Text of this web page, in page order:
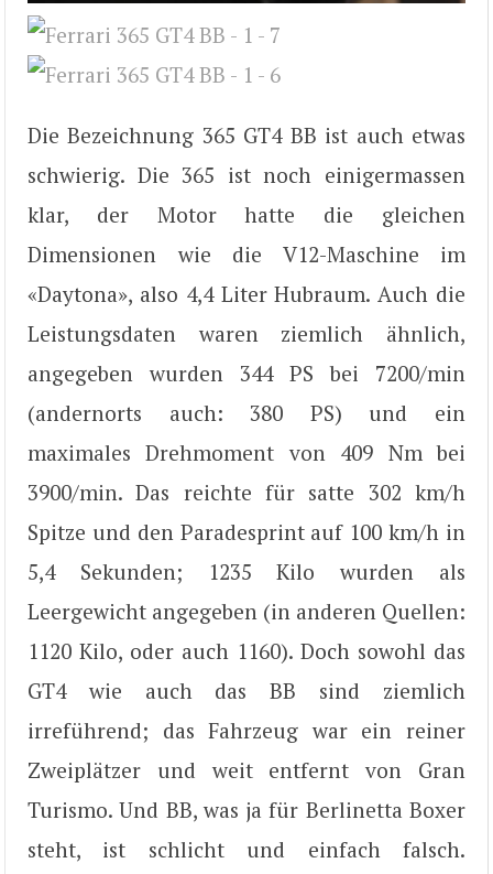
Die Bezeichnung 365 GT4 BB ist auch etwas
schwierig. Die 365 ist noch einigermassen
klar, der Motor hatte die gleichen
Dimensionen wie die V12-Maschine im
«Daytona», also 4,4 Liter Hubraum. Auch die
Leistungsdaten waren ziemlich ähnlich,
angegeben wurden 344 PS bei 7200/min
(andernorts auch: 380 PS) und ein
maximales Drehmoment von 409 Nm bei
3900/min. Das reichte für satte 302 km/h
Spitze und den Paradesprint auf 100 km/h in
5,4 Sekunden; 1235 Kilo wurden als
Leergewicht angegeben (in anderen Quellen:
1120 Kilo, oder auch 1160). Doch sowohl das
GT4 wie auch das BB sind ziemlich
irreführend; das Fahrzeug war ein reiner
Zweiplätzer und weit entfernt von Gran
Turismo. Und BB, was ja für Berlinetta Boxer
steht, ist schlicht und einfach falsch.